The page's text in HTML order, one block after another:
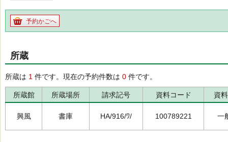
予約かごへ
所蔵
所蔵は 1 件です。現在の予約件数は 0 件です。
所蔵館 所蔵場所 請求記号 資料コード 資
興風 書庫 HA/916/ﾜ/ 100789221 一